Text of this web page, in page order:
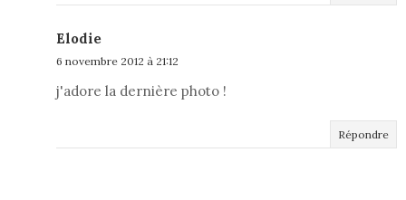
Elodie
6 novembre 2012 à 21:12
j'adore la dernière photo !
Répondre